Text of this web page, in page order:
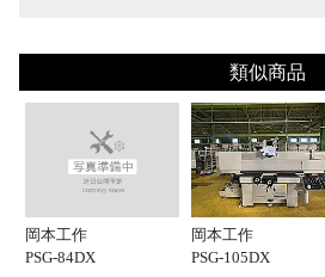
類似商品
岡本工作
PSG-84DX
岡本工作
PSG-105DX